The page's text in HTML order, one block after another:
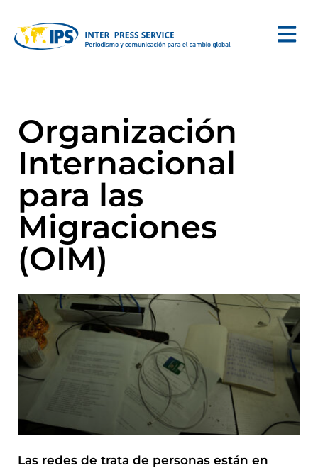
Organización
Internacional
para las
Migraciones
(OIM)
Las redes de trata de personas están en